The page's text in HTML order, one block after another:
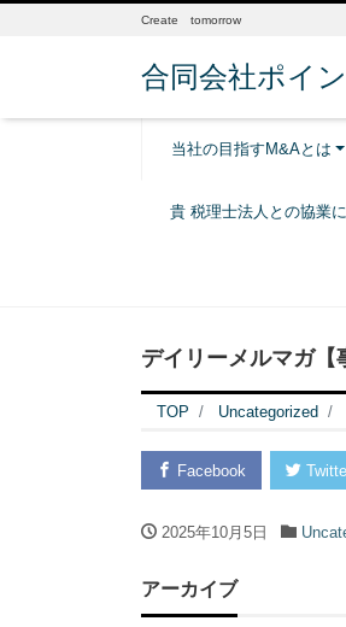
Create tomorrow
合同会社ポイ
当社の目指すM&Aとは
貴 税理士法人との協業
デイリーメルマガ【
TOP Uncategorized
Facebook
2025年10月5日
アーカイブ